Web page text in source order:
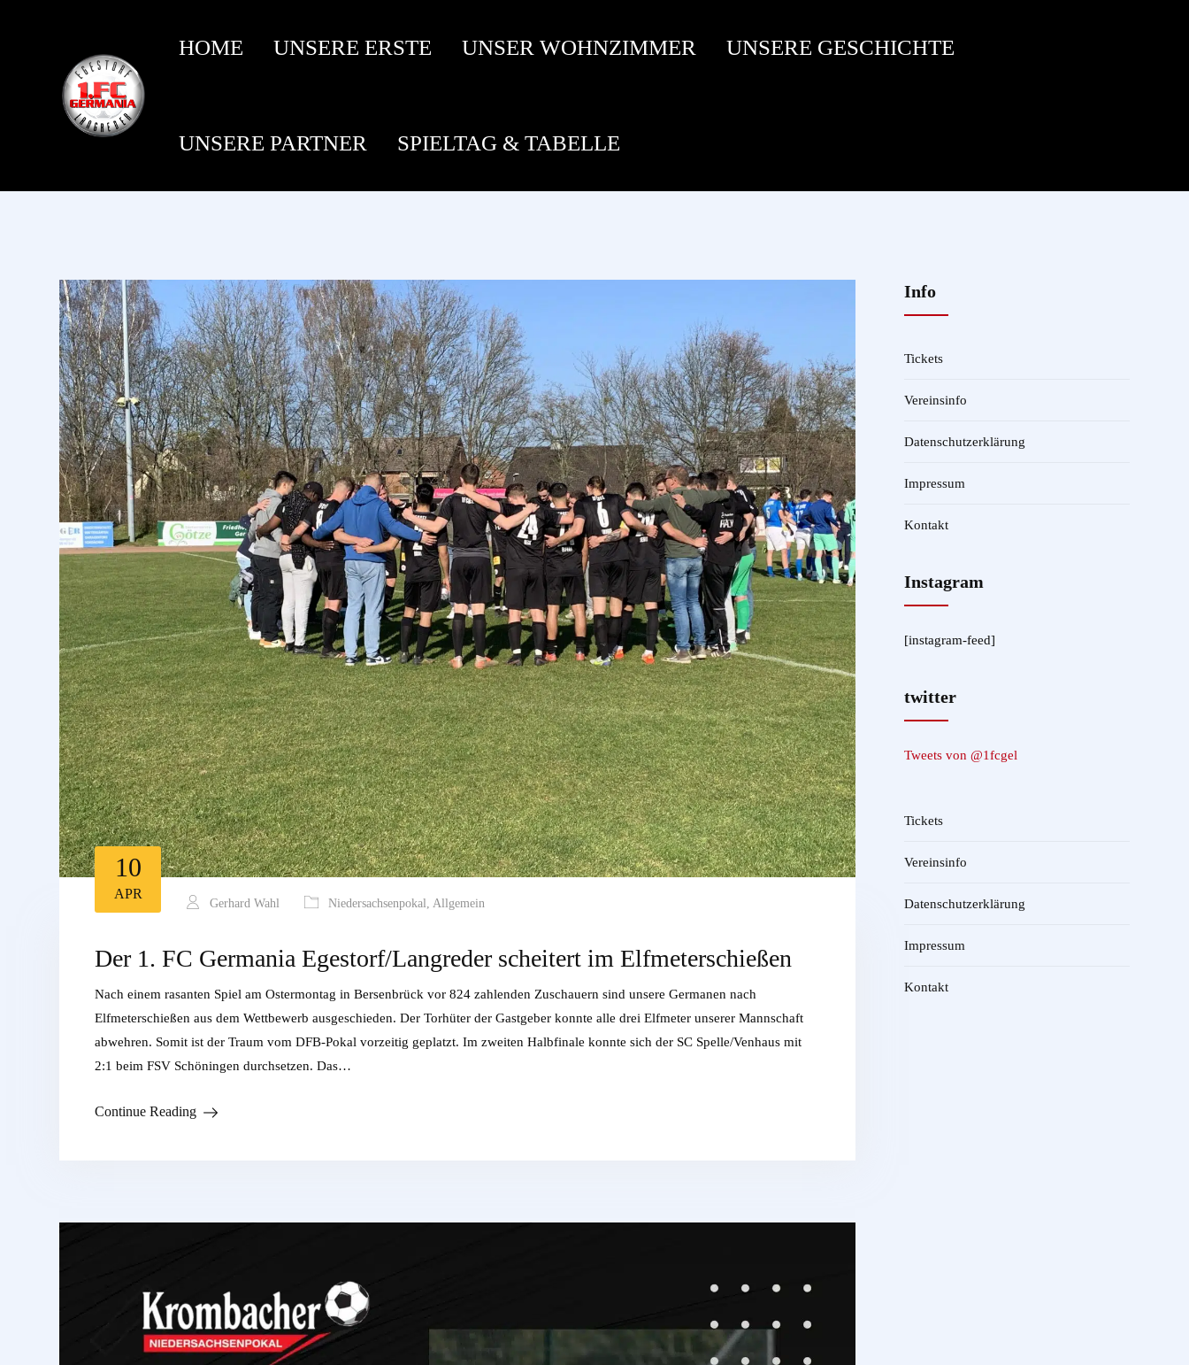
HOME UNSERE ERSTE UNSER WOHNZIMMER UNSERE GESCHICHTE
UNSERE PARTNER SPIELTAG & TABELLE
10
APR
Gerhard Wahl Niedersachsenpokal Allgemein
Der 1. FC Germania Egestorf/Langreder scheitert im Elfmeterschießen
Nach einem rasanten Spiel am Ostermontag in Bersenbrück vor 824 zahlenden Zuschauern sind unsere Germanen nach
Elfmeterschießen aus dem Wettbewerb ausgeschieden. Der Torhüter der Gastgeber konnte alle drei Elfmeter unserer Mannschaft
abwehren. Somit ist der Traum vom DFB-Pokal vorzeitig geplatzt. Im zweiten Halbfinale konnte sich der SC Spelle/Venhaus mit
2:1 beim FSV Schöningen durchsetzen. Das…
Continue Reading
Info
Tickets
Vereinsinfo
Datenschutzerklärung
Impressum
Kontakt
Instagram
[instagram-feed]
twitter
Tweets von @1fcgel
Tickets
Vereinsinfo
Datenschutzerklärung
Impressum
Kontakt